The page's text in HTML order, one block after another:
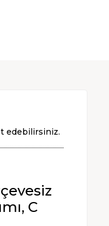
edebilirsiniz.
C